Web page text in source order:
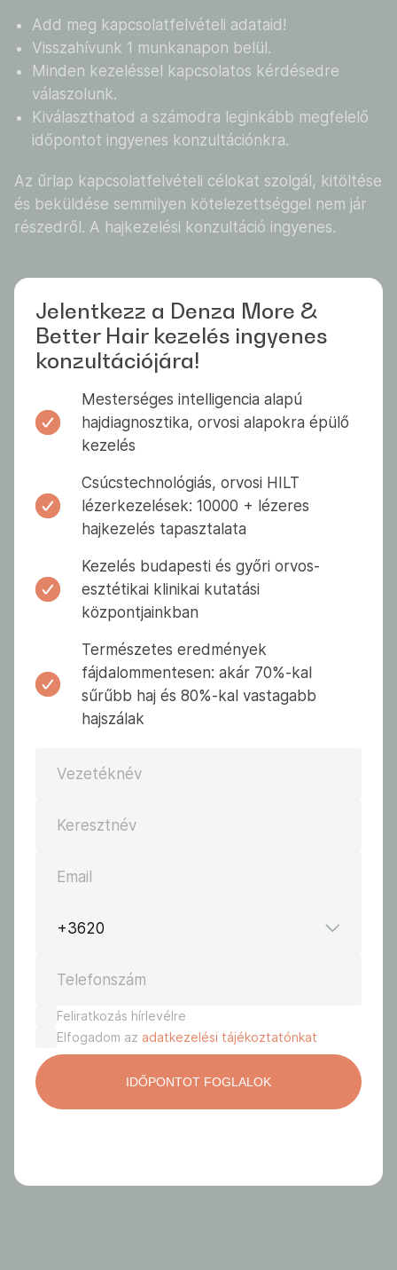
Add meg kapcsolatfelvételi adataid!
Visszahívunk 1 munkanapon belül.
Minden kezeléssel kapcsolatos kérdésedre
válaszolunk.
Kiválaszthatod a számodra leginkább megfelelő
időpontot ingyenes konzultációnkra.
Az űrlap kapcsolatfelvételi célokat szolgál, kitöltése
és beküldése semmilyen kötelezettséggel nem jár
részedről. A hajkezelési konzultáció ingyenes.
Jelentkezz a Denza More &
Better Hair kezelés ingyenes
konzultációjára!
Mesterséges intelligencia alapú
hajdiagnosztika, orvosi alapokra épülő
kezelés
Csúcstechnológiás, orvosi HILT
lézerkezelések: 10000 + lézeres
hajkezelés tapasztalata
Kezelés budapesti és győri orvos-
esztétikai klinikai kutatási
központjainkban
Természetes eredmények
fájdalommentesen: akár 70%-kal
sűrűbb haj és 80%-kal vastagabb
hajszálak
Vezetéknév
Keresztnév
Email
+3620
Telefonszám
Feliratkozás hírlevélre
Elfogadom az adatkezelési tájékoztatónkat